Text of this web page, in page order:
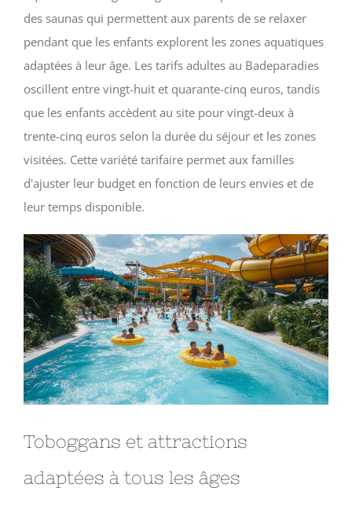
des saunas qui permettent aux parents de se relaxer
pendant que les enfants explorent les zones aquatiques
adaptées à leur âge. Les tarifs adultes au Badeparadies
oscillent entre vingt-huit et quarante-cinq euros, tandis
que les enfants accèdent au site pour vingt-deux à
trente-cinq euros selon la durée du séjour et les zones
visitées. Cette variété tarifaire permet aux familles
d'ajuster leur budget en fonction de leurs envies et de
leur temps disponible.
Toboggans et attractions
adaptées à tous les âges